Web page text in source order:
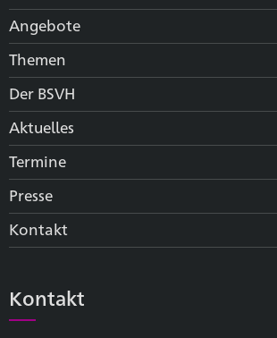
Angebote
Themen
Der BSVH
Aktuelles
Termine
Presse
Kontakt
Kontakt